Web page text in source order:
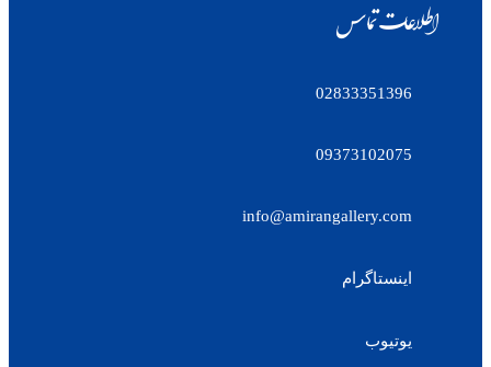
اطلاعات تماس
02833351396
09373102075
info@amirangallery.com
اینستاگرام
یوتیوب